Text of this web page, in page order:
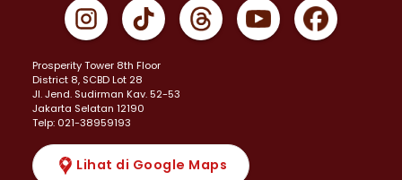
Prosperity Tower 8th Floor
District 8, SCBD Lot 28
JI. Jend. Sudirman Kav. 52-53
Jakarta Selatan 12190
Telp: 021-38959193
Lihat di Google Maps